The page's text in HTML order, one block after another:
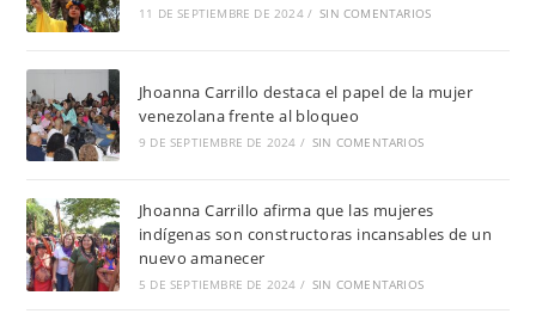
11 DE SEPTIEMBRE DE 2024 / SIN COMENTARIOS
Jhoanna Carrillo destaca el papel de la mujer
venezolana frente al bloqueo
9 DE SEPTIEMBRE DE 2024 / SIN COMENTARIOS
Jhoanna Carrillo afirma que las mujeres
indígenas son constructoras incansables de un
nuevo amanecer
5 DE SEPTIEMBRE DE 2024 / SIN COMENTARIOS